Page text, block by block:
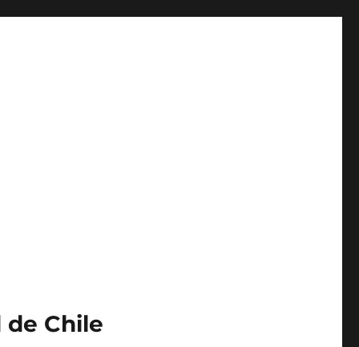
de Chile